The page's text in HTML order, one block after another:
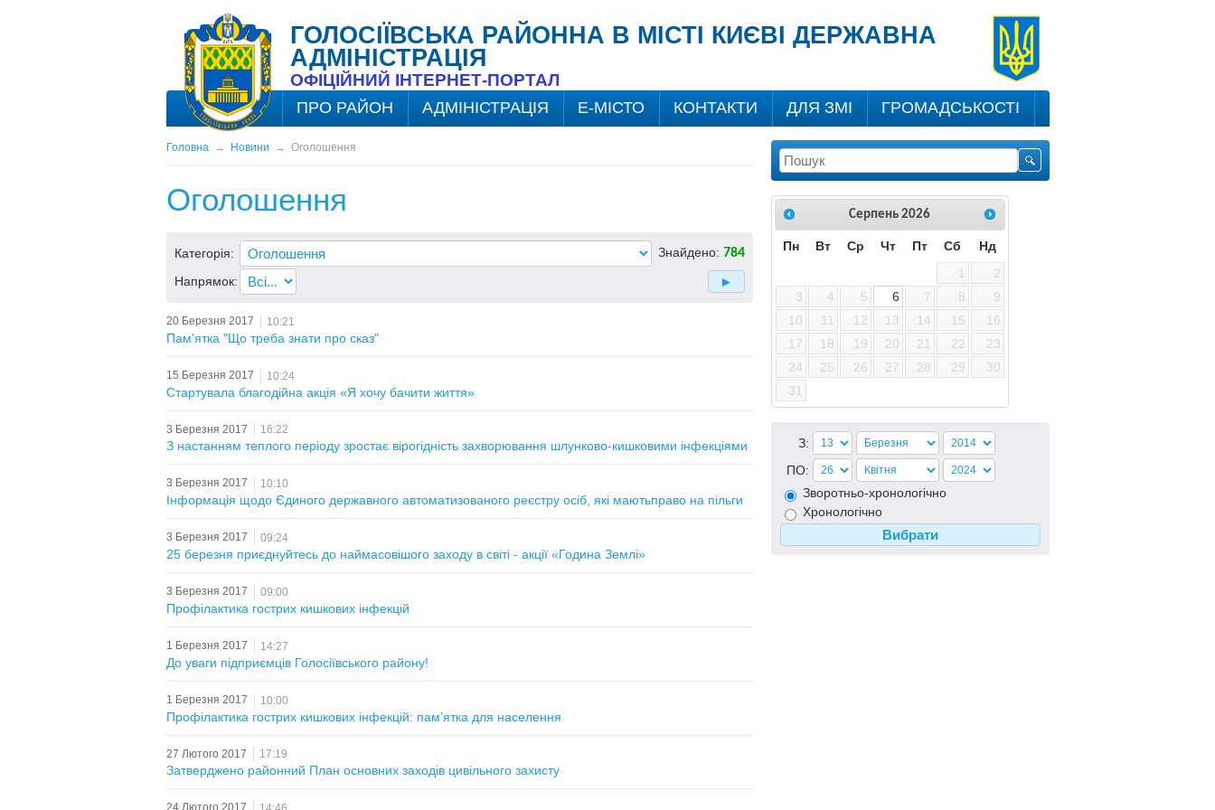
ГОЛОСІЇВСЬКА РАЙОННА В МІСТІ КИЄВІ ДЕРЖАВНА
АДМІНІСТРАЦІЯ
ОФІЦІЙНИЙ ІНТЕРНЕТ-ПОРТАЛ
ПРО РАЙОН АДМІНІСТРАЦІЯ Е-МІСТО КОНТАКТИ ДЛЯ ЗМІ ГРОМАДСЬКОСТІ
Головна→ Новини → Оголошення
Оголошення
Категорія: Знайдено: 784
Напрямок:
20 Березня 2017 10:21
Пам'ятка "Що треба знати про сказ"
15 Березня 2017 10:24
Стартувала благодійна акція «Я хочу бачити життя»
3 Березня 2017 16:22
З настанням теплого періоду зростає вірогідність захворювання шлунково-кишковими інфекціями
3 Березня 2017 10:10
Інформація щодо Єдиного державного автоматизованого реєстру осіб, які маютьправо на пільги
3 Березня 2017 09:24
25 березня приєднуйтесь до наймасовішого заходу в світі - акції «Година Землі»
3 Березня 2017 09:00
Профілактика гострих кишкових інфекцій
1 Березня 2017 14:27
До уваги підприємців Голосіївського району!
1 Березня 2017 10:00
Профілактика гострих кишкових інфекцій: пам’ятка для населення
27 Лютого 2017 17:19
Затверджено районний План основних заходів цивільного захисту
Серпень 2026
Пн Вт Ср Чт Пт Сб
Нд
1
2
3
4 5 6 7 8
9
10
11 12 13 14 15
16
17
18 19 20 21 22
23
24
25 26 27 28 29
30
31
З:
ПО:
Зворотньо-хронологiчно
Хронологiчно